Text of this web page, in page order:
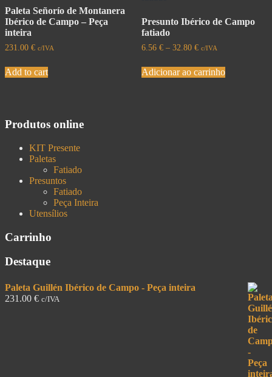
Paleta Señorío de Montanera
Ibérico de Campo – Peça
inteira
231.00 € c/IVA
Add to cart
Presunto Ibérico de Campo
fatiado
6.56 € – 32.80 € c/IVA
Adicionar ao carrinho
Produtos online
KIT Presente
Paletas
Fatiado
Presuntos
Fatiado
Peça Inteira
Utensílios
Carrinho
Destaque
Paleta Guillén Ibérico de Campo - Peça inteira
231.00 € c/IVA